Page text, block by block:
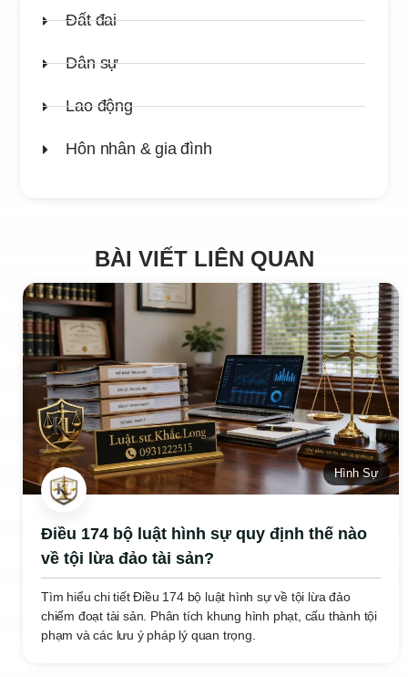
Đất đai
Dân sự
Lao động
Hôn nhân & gia đình
BÀI VIẾT LIÊN QUAN
Hình Sự
Điều 174 bộ luật hình sự quy định thế nào
về tội lừa đảo tài sản?
Tìm hiểu chi tiết Điều 174 bộ luật hình sự về tội lừa đảo
chiếm đoạt tài sản. Phân tích khung hình phạt, cấu thành tội
phạm và các lưu ý pháp lý quan trọng.